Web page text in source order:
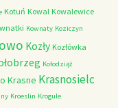
Kotuń Kowal Kowalewice
Kownaty Koziczyn
Kozły Kozłówka
Kołodziąż
Krasne Krasnosielc
Kroeslin Krogule